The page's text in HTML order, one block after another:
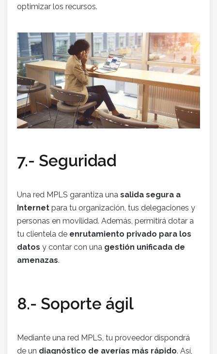
optimizar los recursos.
7.- Seguridad
Una red MPLS garantiza una salida segura a
Internet para tu organización, tus delegaciones y
personas en movilidad. Además, permitirá dotar a
tu clientela de enrutamiento privado para los
datos y contar con una gestión unificada de
amenazas.
8.- Soporte ágil
Mediante una red MPLS, tu proveedor dispondrá
de un diagnóstico de averías más rápido. Así,